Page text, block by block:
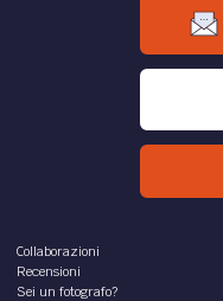
Collaborazioni
Recensioni
Sei un fotografo?